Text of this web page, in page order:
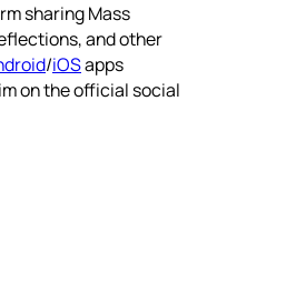
sharing Mass
and other
/iOSapps
on the official social